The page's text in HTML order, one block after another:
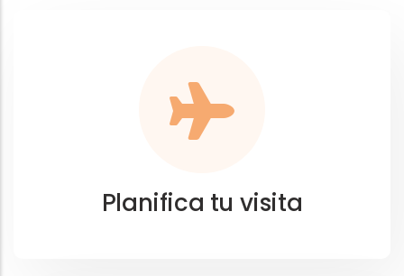
Planifica tu visita